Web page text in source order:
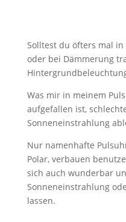
Solltest du öfters mal
oder bei Dämmerung
Was mir in meinem
aufgefallen ist,
Sonneneinstrahlung
Nur namenhafte
Polar, verbauen
sich auch wunderbar
Sonneneinstrahlung
lassen.